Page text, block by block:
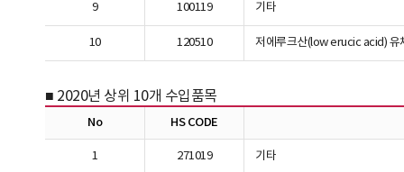
9 100119 기타
10 120510 저에루크산(low erucic acid)
■ 2020년 상위 10개 수입품목
No HS CODE
1 271019 기타